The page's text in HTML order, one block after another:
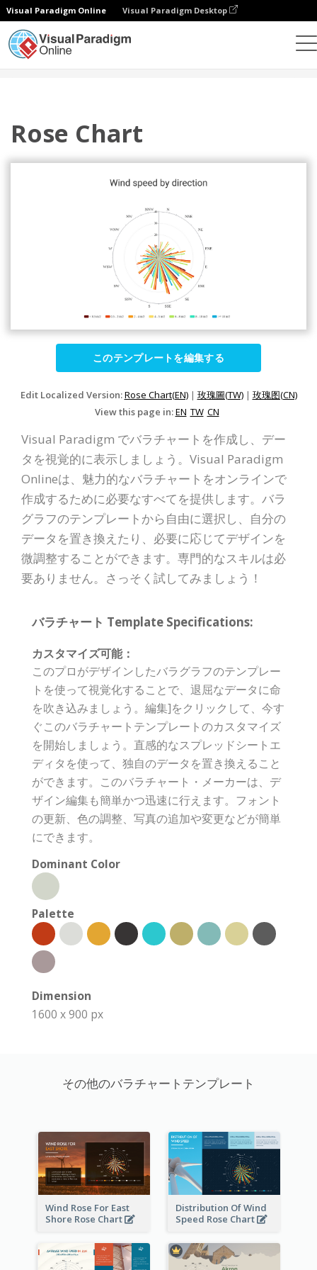
Visual Paradigm Online Visual Paradigm Desktop
Rose Chart
このテンプレートを編集する
Edit Localized Version:Rose Chart(EN)| 玫瑰圖(TW)| 玫瑰图(CN)
View this page in:EN TW CN
Visual Paradigm でバラチャートを作成し、デー
タを視覚的に表示しましょう。Visual Paradigm
Onlineは、魅力的なバラチャートをオンラインで
作成するために必要なすべてを提供します。バラ
グラフのテンプレートから自由に選択し、自分の
データを置き換えたり、必要に応じてデザインを
微調整することができます。専門的なスキルは必
要ありません。さっそく試してみましょう！
バラチャート Template Specifications:
カスタマイズ可能：
このプロがデザインしたバラグラフのテンプレー
トを使って視覚化することで、退屈なデータに命
を吹き込みましょう。編集]をクリックして、今す
ぐこのバラチャートテンプレートのカスタマイズ
を開始しましょう。直感的なスプレッドシートエ
ディタを使って、独自のデータを置き換えること
ができます。このバラチャート・メーカーは、デ
ザイン編集も簡単かつ迅速に行えます。フォント
の更新、色の調整、写真の追加や変更などが簡単
にできます。
Dominant Color
Palette
Dimension
1600 x 900 px
その他のバラチャートテンプレート
Wind Rose For East
Shore Rose Chart
Distribution Of Wind
Speed Rose Chart